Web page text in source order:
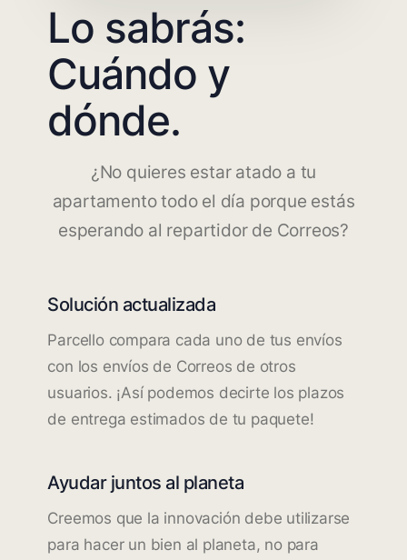
Lo sabrás:
Cuándo y
dónde.
¿No quieres estar atado a tu
apartamento todo el día porque estás
esperando al repartidor de Correos?
Solución actualizada
Parcello compara cada uno de tus envíos
con los envíos de Correos de otros
usuarios. ¡Así podemos decirte los plazos
de entrega estimados de tu paquete!
Ayudar juntos al planeta
Creemos que la innovación debe utilizarse
para hacer un bien al planeta, no para